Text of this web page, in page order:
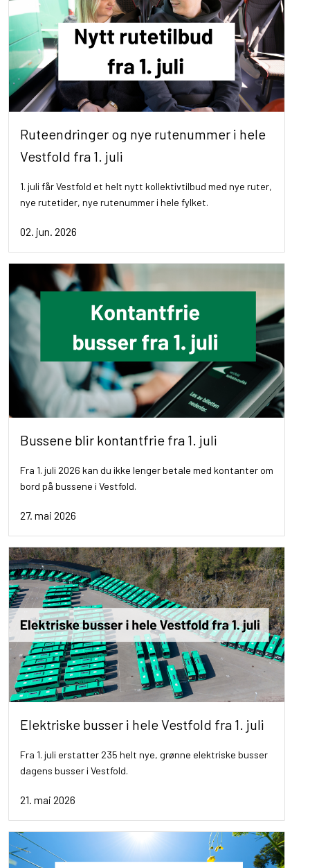
Ruteendringer og nye rutenummer i hele
Vestfold fra 1. juli
1. juli får Vestfold et helt nytt kollektivtilbud med nye ruter,
nye rutetider, nye rutenummer i hele fylket.
02. jun. 2026
Bussene blir kontantfrie fra 1. juli
Fra 1. juli 2026 kan du ikke lenger betale med kontanter om
bord på bussene i Vestfold.
27. mai 2026
Elektriske busser i hele Vestfold fra 1. juli
Fra 1. juli erstatter 235 helt nye, grønne elektriske busser
dagens busser i Vestfold.
21. mai 2026